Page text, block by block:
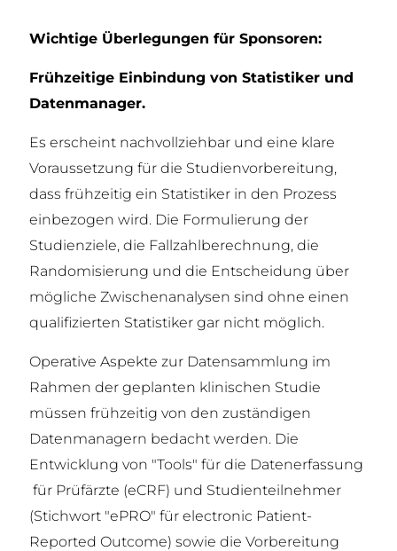
Wichtige Überlegungen für Sponsoren:
Frühzeitige Einbindung von Statistiker und
Datenmanager.
Es erscheint nachvollziehbar und eine klare
Voraussetzung für die Studienvorbereitung,
dass frühzeitig ein Statistiker in den Prozess
einbezogen wird. Die Formulierung der
Studienziele, die Fallzahlberechnung, die
Randomisierung und die Entscheidung über
mögliche Zwischenanalysen sind ohne einen
qualifizierten Statistiker gar nicht möglich.
Operative Aspekte zur Datensammlung im
Rahmen der geplanten klinischen Studie
müssen frühzeitig von den zuständigen
Datenmanagern bedacht werden. Die
Entwicklung von "Tools" für die Datenerfassung
für Prüfärzte (eCRF) und Studienteilnehmer
(Stichwort "ePRO" für electronic Patient-
Reported Outcome) sowie die Vorbereitung